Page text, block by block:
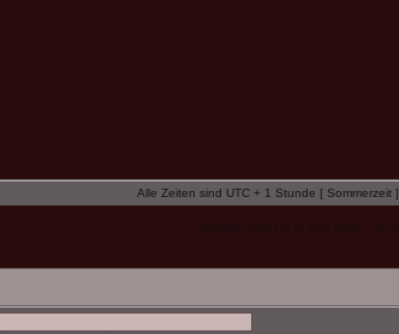
Alle Zeiten sind UTC + 1 Stunde [ Sommerzeit ]